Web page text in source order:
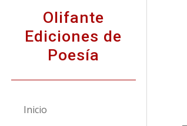
Olifante
Ediciones de
Poesía
Inicio